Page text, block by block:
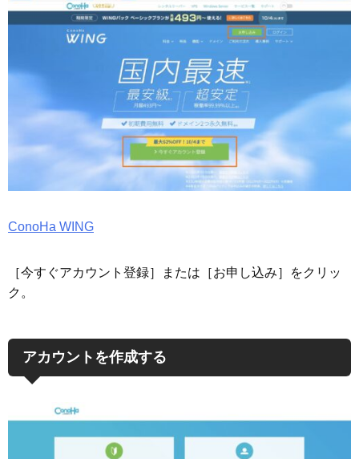
ConoHa WING
［今すぐアカウント登録］または［お申し込み］をクリッ
ク。
アカウントを作成する